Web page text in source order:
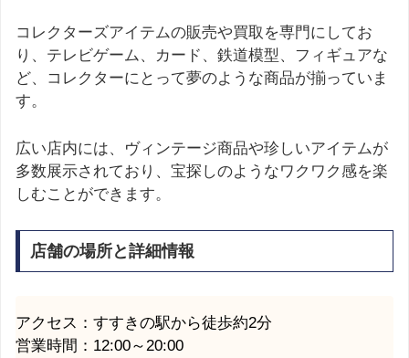
コレクターズアイテムの販売や買取を専門にしてお
り、テレビゲーム、カード、鉄道模型、フィギュアな
ど、コレクターにとって夢のような商品が揃っていま
す。
広い店内には、ヴィンテージ商品や珍しいアイテムが
多数展示されており、宝探しのようなワクワク感を楽
しむことができます。
店舗の場所と詳細情報
アクセス：すすきの駅から徒歩約2分
営業時間：12:00～20:00